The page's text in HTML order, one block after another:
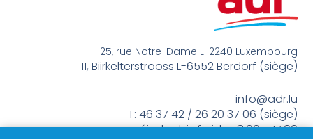
25, rue Notre-Dame L-2240 Luxembourg
11, Biirkelterstrooss L-6552 Berdorf (siège)
info@adr.lu
T: 46 37 42 / 26 20 37 06 (siège)
méindes bis freides 8:00 – 17:00